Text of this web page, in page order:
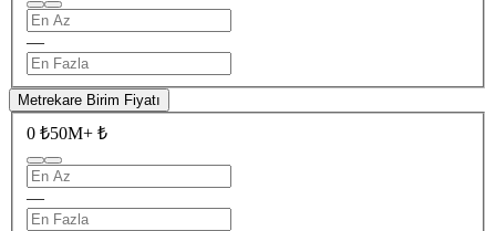
—
Metrekare Birim Fiyatı
0 ₺50M+ ₺
—